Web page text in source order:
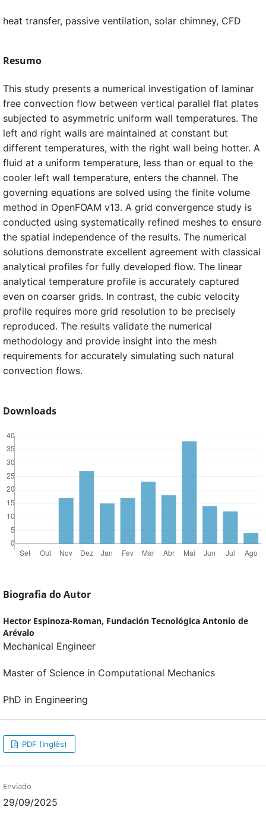
heat transfer, passive ventilation, solar chimney, CFD
Resumo
This study presents a numerical investigation of laminar
free convection flow between vertical parallel flat plates
subjected to asymmetric uniform wall temperatures. The
left and right walls are maintained at constant but
different temperatures, with the right wall being hotter. A
fluid at a uniform temperature, less than or equal to the
cooler left wall temperature, enters the channel. The
governing equations are solved using the finite volume
method in OpenFOAM v13. A grid convergence study is
conducted using systematically refined meshes to ensure
the spatial independence of the results. The numerical
solutions demonstrate excellent agreement with classical
analytical profiles for fully developed flow. The linear
analytical temperature profile is accurately captured
even on coarser grids. In contrast, the cubic velocity
profile requires more grid resolution to be precisely
reproduced. The results validate the numerical
methodology and provide insight into the mesh
requirements for accurately simulating such natural
convection flows.
Downloads
Biografia do Autor
Hector Espinoza-Roman, Fundación Tecnológica Antonio de
Arévalo
Mechanical Engineer
Master of Science in Computational Mechanics
PhD in Engineering
PDF (Inglês)
Enviado
29/09/2025